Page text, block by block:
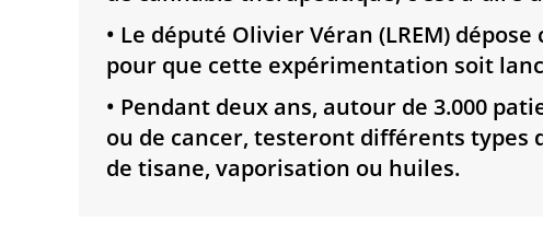
• Le député Olivier Véran (LREM)
pour que cette expérimentation soit
• Pendant deux ans, autour de 3.000
ou de cancer, testeront différents types
de tisane, vaporisation ou huiles.